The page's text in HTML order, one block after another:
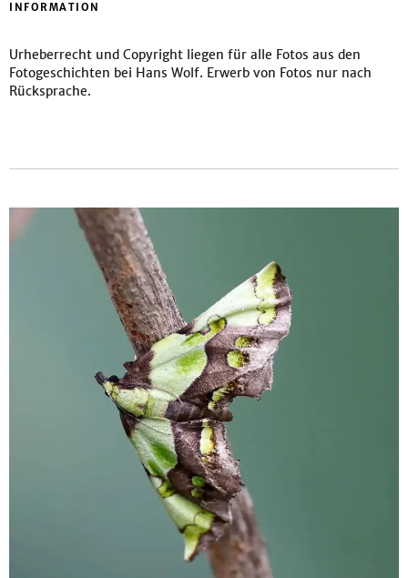
INFORMATION
Urheberrecht und Copyright liegen für alle Fotos aus den
Fotogeschichten bei Hans Wolf. Erwerb von Fotos nur nach
Rücksprache.